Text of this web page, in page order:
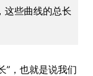
这些曲线的总长
”，也就是说我们